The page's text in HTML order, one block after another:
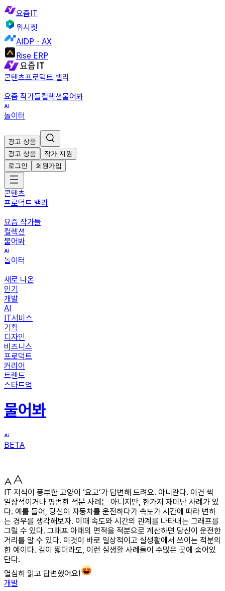
요즘IT
위시켓
AIDP - AX
Rise ERP
콘텐츠프로덕트 밸리
요즘 작가들컬렉션물어봐
놀이터
광고 상품
광고 상품
작가 지원
로그인
회원가입
콘텐츠
프로덕트 밸리
요즘 작가들
컬렉션
물어봐
놀이터
새로 나온
인기
개발
AI
IT서비스
기획
디자인
비즈니스
프로덕트
커리어
트렌드
스타트업
물어봐
BETA
IT 지식이 풍부한 고양이 ‘요고’가 답변해 드려요. 아니란다. 이건 썩
일상적이거나 평범한 적분 사례는 아니지만, 한가지 재미난 사례가 있
다. 예를 들어, 당신이 자동차를 운전하다가 속도가 시간에 따라 변하
는 경우를 생각해보자. 이때 속도와 시간의 관계를 나타내는 그래프를
그릴 수 있다. 그래프 아래의 면적을 적분으로 계산하면 당신이 운전한
거리를 알 수 있다. 이것이 바로 일상적이고 실생활에서 쓰이는 적분의
한 예이다. 길이 짧더라도, 이런 실생활 사례들이 수많은 곳에 숨어있
단다.
열심히 읽고 답변했어요!
개발